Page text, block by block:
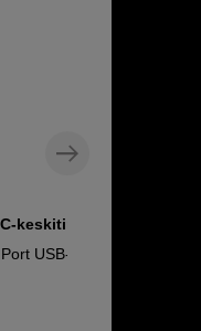
keskitin
USB-C